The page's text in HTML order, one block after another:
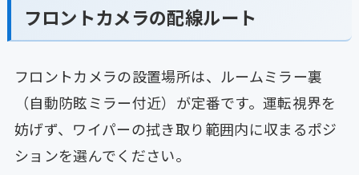
フロントカメラの配線ルート
フロントカメラの設置場所は、ルームミラー裏
（自動防眩ミラー付近）が定番です。運転視界を
妨げず、ワイパーの拭き取り範囲内に収まるポジ
ションを選んでください。